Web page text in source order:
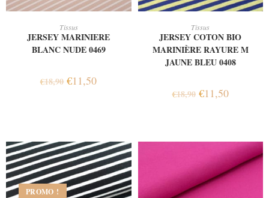
Tissus
JERSEY MARINIERE
BLANC NUDE 0469
€18,90 €11,50
Tissus
JERSEY COTON BIO
MARINIÈRE RAYURE M
JAUNE BLEU 0408
€18,90 €11,50
PROMO !